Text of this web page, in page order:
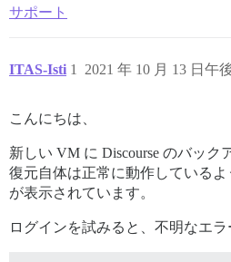
サポート
ITAS-Isti 2021 年 10 月 13 日午
1
こんにちは、
新しい VM に Discourse のバック
復元自体は正常に動作している
が表示されています。
ログインを試みると、不明なエラ